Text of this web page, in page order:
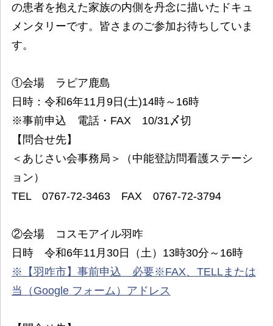
の患者を抱えた家族の内側を丹念に描いたドキュ
メンタリーです。皆さまのご参加お待ちしていま
す。
①会場 ラピア鹿島
日時：令和6年11月9日(土)14時～16時
※事前申込 電話・FAX 10/31〆切
【問合せ先】
＜あじさい会事務局＞（中能登訪問看護ステーシ
ョン）
TEL 0767-72-3463 FAX 0767-72-3794
②会場 コスモアイル羽咋
日時 令和6年11月30日（土）13時30分～16時
※【羽咋市】事前申込 必要※FAX、TELLまたは
当（Google フォーム）アドレス